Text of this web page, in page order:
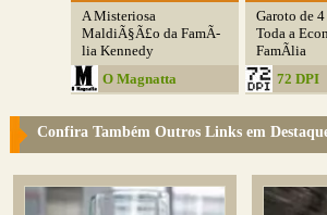
A Misteriosa
MaldiÃ§Ã£o da FamÃ­
lia Kennedy
O Magnatta
Garoto de
Toda a
FamÃ­lia
72 DPI
Confira Também Outros Links em